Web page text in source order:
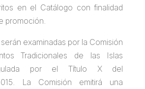
en el Catálogo con finalidad
promoción.
examinadas por la Comisión
Tradicionales de las Islas
por el Título X del
La Comisión emitirá una